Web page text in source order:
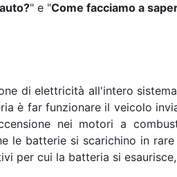
" e "Come facciamo a
di elettricità all'intero
è far funzionare il veicolo
nei motori a
le batterie si scarichino in
per cui la batteria si